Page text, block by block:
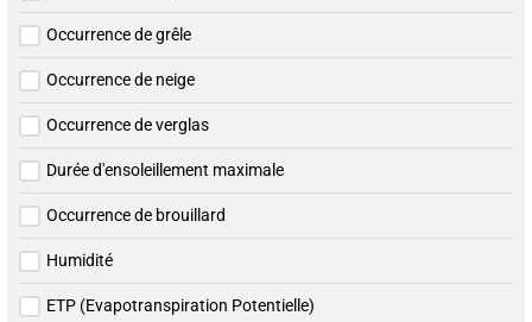
Occurrence de grêle
Occurrence de neige
Occurrence de verglas
Durée d'ensoleillement maximale
Occurrence de brouillard
Humidité
ETP (Evapotranspiration Potentielle)